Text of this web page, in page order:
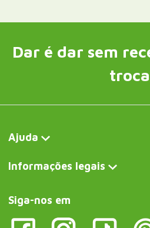
Dar é dar sem
Ajuda
Informações legais
Siga-nos em